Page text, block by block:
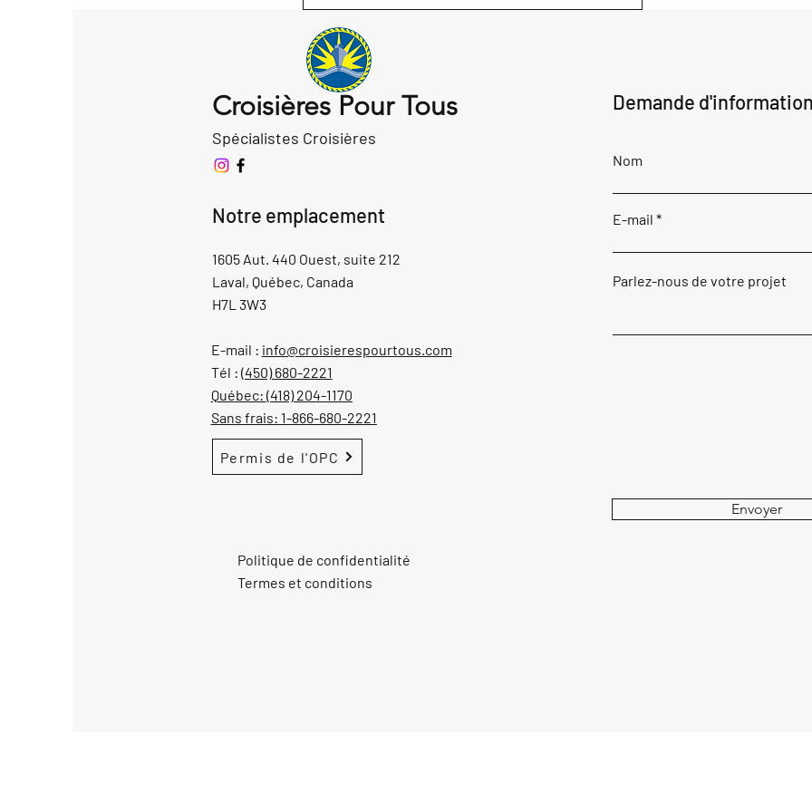
Croisières Pour Tous
Spécialistes Croisières
Notre emplacement
1605 Aut. 440 Ouest, suite 212
Laval, Québec, Canada
H7L 3W3
E-mail : info@croisierespourtous.com
Tél : (450) 680-2221
Québec: (418) 204-1170
Sans frais: 1-866-680-2221
Permis de l'OPC
Demande
Nom
E-mail
Parlez-nous de votre projet
Envoyer
Politique de confidentialité
Termes et conditions